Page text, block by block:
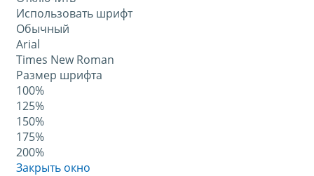
Использовать шрифт
Обычный
Arial
Times New Roman
Размер шрифта
100%
125%
150%
175%
200%
Закрыть окно